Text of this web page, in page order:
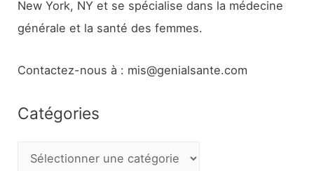
New York, NY et se spécialise dans la médecine
générale et la santé des femmes.
Contactez-nous à : mis@genialsante.com
Catégories